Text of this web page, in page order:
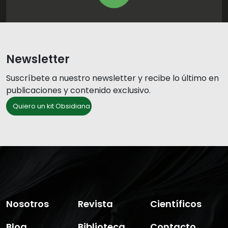
Newsletter
Suscríbete a nuestro newsletter y recibe lo último en
publicaciones y contenido exclusivo.
Quiero un kit Obsidiana
Nosotros Revista
Científicos